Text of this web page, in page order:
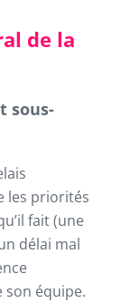
de la
sous-
les priorités
fait (une
délai mal
son équipe.